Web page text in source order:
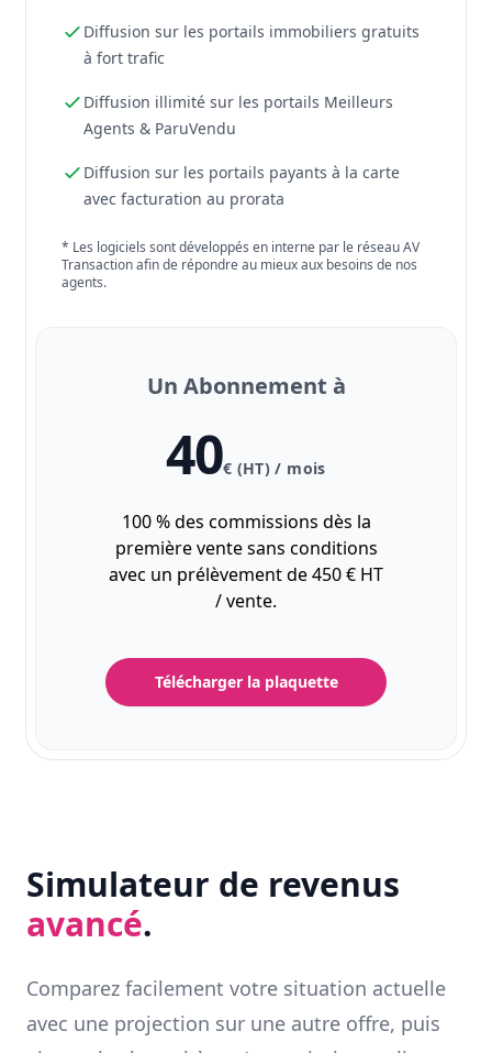
Diffusion sur les portails immobiliers gratuits
à fort trafic
Diffusion illimité sur les portails Meilleurs
Agents & ParuVendu
Diffusion sur les portails payants à la carte
avec facturation au prorata
* Les logiciels sont développés en interne par le réseau AV
Transaction afin de répondre au mieux aux besoins de nos
agents.
Un Abonnement à
40€ (HT) / mois
100 % des commissions dès la
première vente sans conditions
avec un prélèvement de 450 € HT
/ vente.
Télécharger la plaquette
Simulateur de revenus
avancé.
Comparez facilement votre situation actuelle
avec une projection sur une autre offre, puis